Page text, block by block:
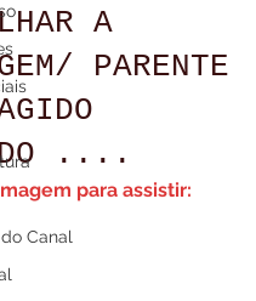
Canal
A
PARENTE
....
para assistir: